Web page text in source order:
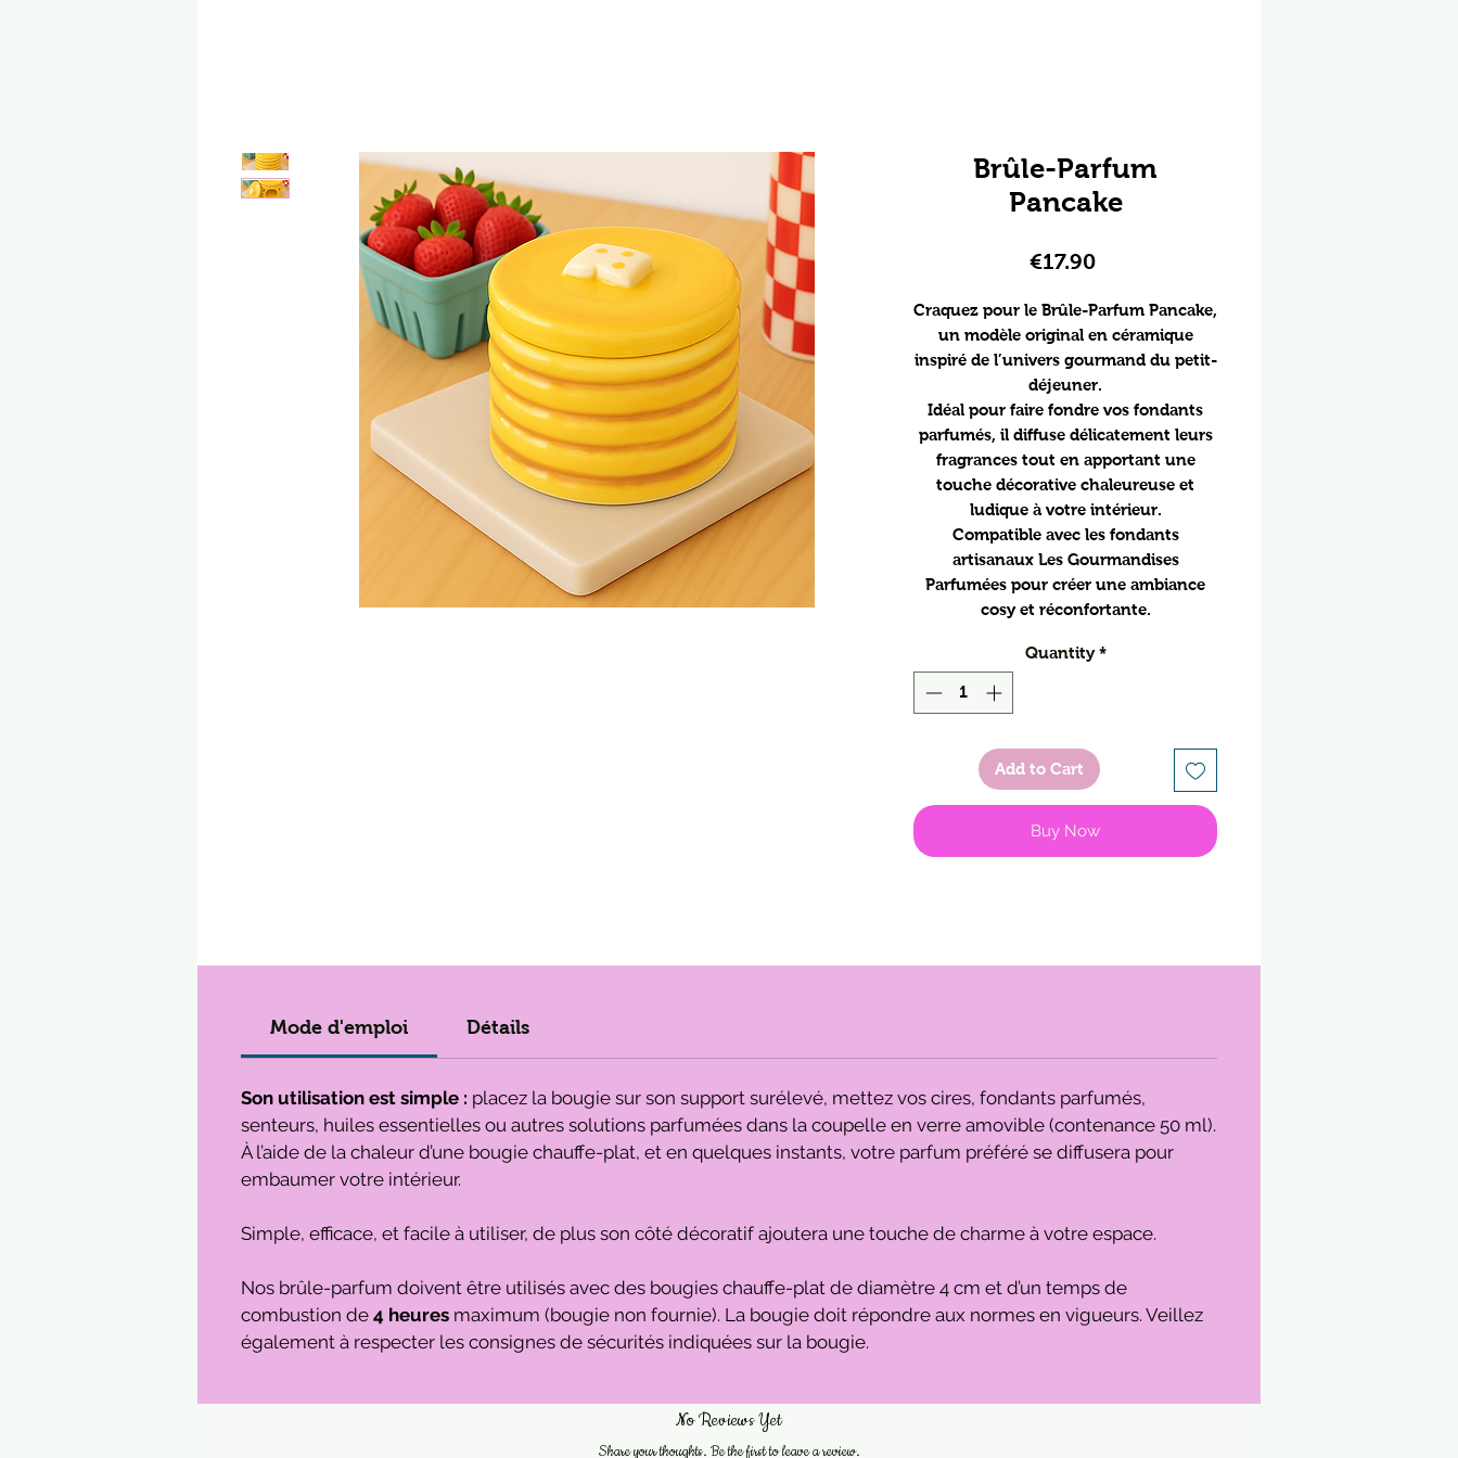
Brûle-Parfum
Pancake
€17.90Price
Craquez pour le Brûle-Parfum Pancake,
un modèle original en céramique
inspiré de l’univers gourmand du petit-
déjeuner.
Idéal pour faire fondre vos fondants
parfumés, il diffuse délicatement leurs
fragrances tout en apportant une
touche décorative chaleureuse et
ludique à votre intérieur.
Compatible avec les fondants
artisanaux Les Gourmandises
Parfumées pour créer une ambiance
cosy et réconfortante.
Quantity *
Add to Cart
Buy Now
Mode d'emploi Détails
Son utilisation est simple : placez la bougie sur son support surélevé, mettez vos cires, fondants parfumés,
senteurs, huiles essentielles ou autres solutions parfumées dans la coupelle en verre amovible (contenance 50 ml).
À l’aide de la chaleur d’une bougie chauffe-plat, et en quelques instants, votre parfum préféré se diffusera pour
embaumer votre intérieur.
Simple, efficace, et facile à utiliser, de plus son côté décoratif ajoutera une touche de charme à votre espace.
Nos brûle-parfum doivent être utilisés avec des bougies chauffe-plat de diamètre 4 cm et d’un temps de
combustion de 4 heures maximum (bougie non fournie). La bougie doit répondre aux normes en vigueurs. Veillez
également à respecter les consignes de sécurités indiquées sur la bougie.
No Reviews Yet
Share your thoughts. Be the first to leave a review.